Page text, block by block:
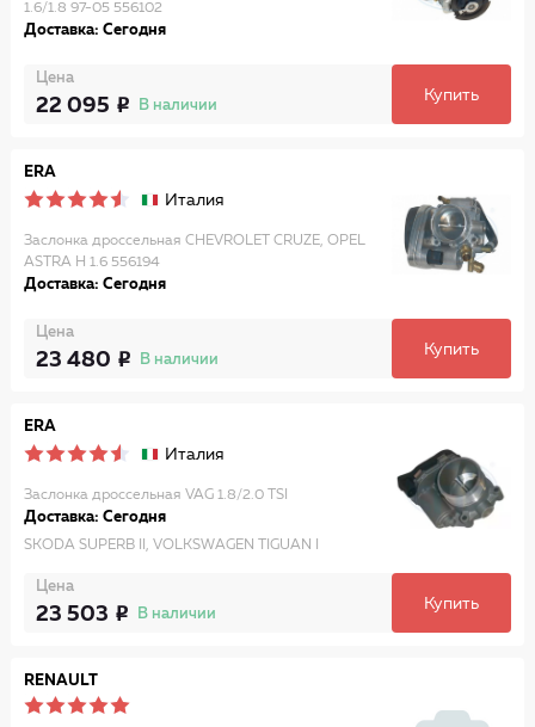
1.6/1.8 97-05 556102
Доставка: Сегодня
Цена
22 095 В наличии
Купить
ERA
Италия
Заслонка дроссельная CHEVROLET CRUZE, OPEL
ASTRA H 1.6 556194
Доставка: Сегодня
Цена
23 480 В наличии
Купить
ERA
Италия
Заслонка дроссельная VAG 1.8/2.0 TSI
Доставка: Сегодня
SKODA SUPERB II, VOLKSWAGEN TIGUAN I
Цена
23 503 В наличии
Купить
RENAULT